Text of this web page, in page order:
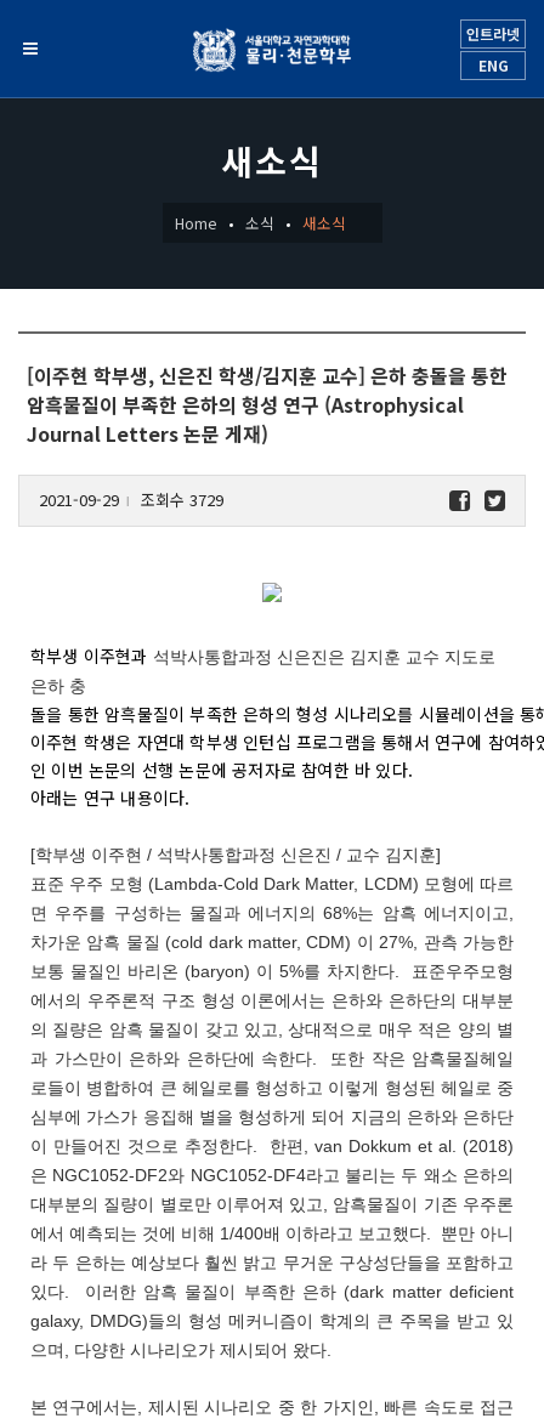
인트라넷
ENG
새소식
Home 소식 새소식
[이주현 학부생, 신은진 학생/김지훈 교수] 은하 충돌을 통한
암흑물질이 부족한 은하의 형성 연구 (Astrophysical
Journal Letters 논문 게재)
2021-09-29 l 조회수 3729
학부생 이주현과 석박사통합과정 신은진은 김지훈 교수 지도로
은하 충
돌을 통한 암흑물질이 부족한 은하의 형성 시나리오를 시뮬레이션을
이주현 학생은 자연대 학부생 인턴십 프로그램을 통해서 연구에 참여
인 이번 논문의 선행 논문에 공저자로 참여한 바 있다.
아래는 연구 내용이다.
[학부생 이주현 / 석박사통합과정 신은진 / 교수 김지훈]
표준 우주 모형 (Lambda-Cold Dark Matter, LCDM) 모형에 따르
면 우주를 구성하는 물질과 에너지의 68%는 암흑 에너지이고,
차가운 암흑 물질 (cold dark matter, CDM) 이 27%, 관측 가능한
보통 물질인 바리온 (baryon) 이 5%를 차지한다. 표준우주모형
에서의 우주론적 구조 형성 이론에서는 은하와 은하단의 대부분
의 질량은 암흑 물질이 갖고 있고, 상대적으로 매우 적은 양의 별
과 가스만이 은하와 은하단에 속한다. 또한 작은 암흑물질헤일
로들이 병합하여 큰 헤일로를 형성하고 이렇게 형성된 헤일로 중
심부에 가스가 응집해 별을 형성하게 되어 지금의 은하와 은하단
이 만들어진 것으로 추정한다. 한편, van Dokkum et al. (2018)
은 NGC1052-DF2와 NGC1052-DF4라고 불리는 두 왜소 은하의
대부분의 질량이 별로만 이루어져 있고, 암흑물질이 기존 우주론
에서 예측되는 것에 비해 1/400배 이하라고 보고했다. 뿐만 아니
라 두 은하는 예상보다 훨씬 밝고 무거운 구상성단들을 포함하고
있다. 이러한 암흑 물질이 부족한 은하 (dark matter deficient
galaxy, DMDG)들의 형성 메커니즘이 학계의 큰 주목을 받고 있
으며, 다양한 시나리오가 제시되어 왔다.
본 연구에서는, 제시된 시나리오 중 한 가지인, 빠른 속도로 접근